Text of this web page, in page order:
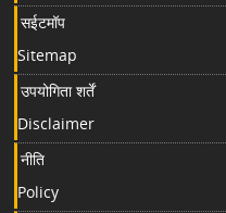
सईटमॉप
Sitemap
उपयोगिता शर्तें
Disclaimer
नीति
Policy